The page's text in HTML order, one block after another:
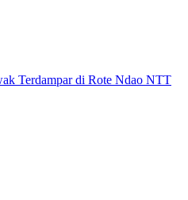
Terdampar di Rote Ndao NTT